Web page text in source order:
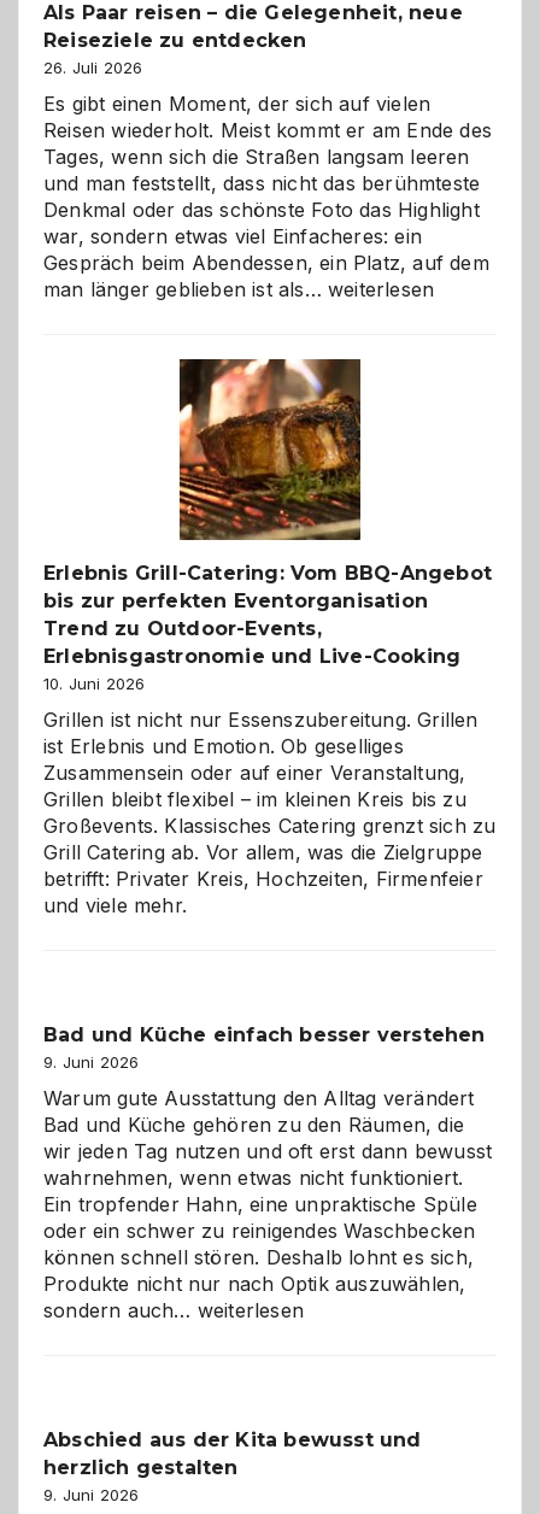
Als Paar reisen – die Gelegenheit, neue
Reiseziele zu entdecken
26. Juli 2026
Es gibt einen Moment, der sich auf vielen
Reisen wiederholt. Meist kommt er am Ende des
Tages, wenn sich die Straßen langsam leeren
und man feststellt, dass nicht das berühmteste
Denkmal oder das schönste Foto das Highlight
war, sondern etwas viel Einfacheres: ein
Gespräch beim Abendessen, ein Platz, auf dem
man länger geblieben ist als… Als
–
die
Gelegenheit,
neue
Reiseziele
zu
entdecken
weiterlesen
Erlebnis Grill-Catering: Vom BBQ-Angebot
bis zur perfekten Eventorganisation
Trend zu Outdoor-Events,
Erlebnisgastronomie und Live-Cooking
10. Juni 2026
Grillen ist nicht nur Essenszubereitung. Grillen
ist Erlebnis und Emotion. Ob geselliges
Zusammensein oder auf einer Veranstaltung,
Grillen bleibt flexibel – im kleinen Kreis bis zu
Großevents. Klassisches Catering grenzt sich zu
Grill Catering ab. Vor allem, was die Zielgruppe
betrifft: Privater Kreis, Hochzeiten, Firmenfeier
und viele mehr.
Bad und Küche einfach besser verstehen
9. Juni 2026
Warum gute Ausstattung den Alltag verändert
Bad und Küche gehören zu den Räumen, die
wir jeden Tag nutzen und oft erst dann bewusst
wahrnehmen, wenn etwas nicht funktioniert.
Ein tropfender Hahn, eine unpraktische Spüle
oder ein schwer zu reinigendes Waschbecken
können schnell stören. Deshalb lohnt es sich,
Produkte nicht nur nach Optik auszuwählen,
sondern auch… Bad
verstehen
weiterlesen
Abschied aus der Kita bewusst und
herzlich gestalten
9. Juni 2026